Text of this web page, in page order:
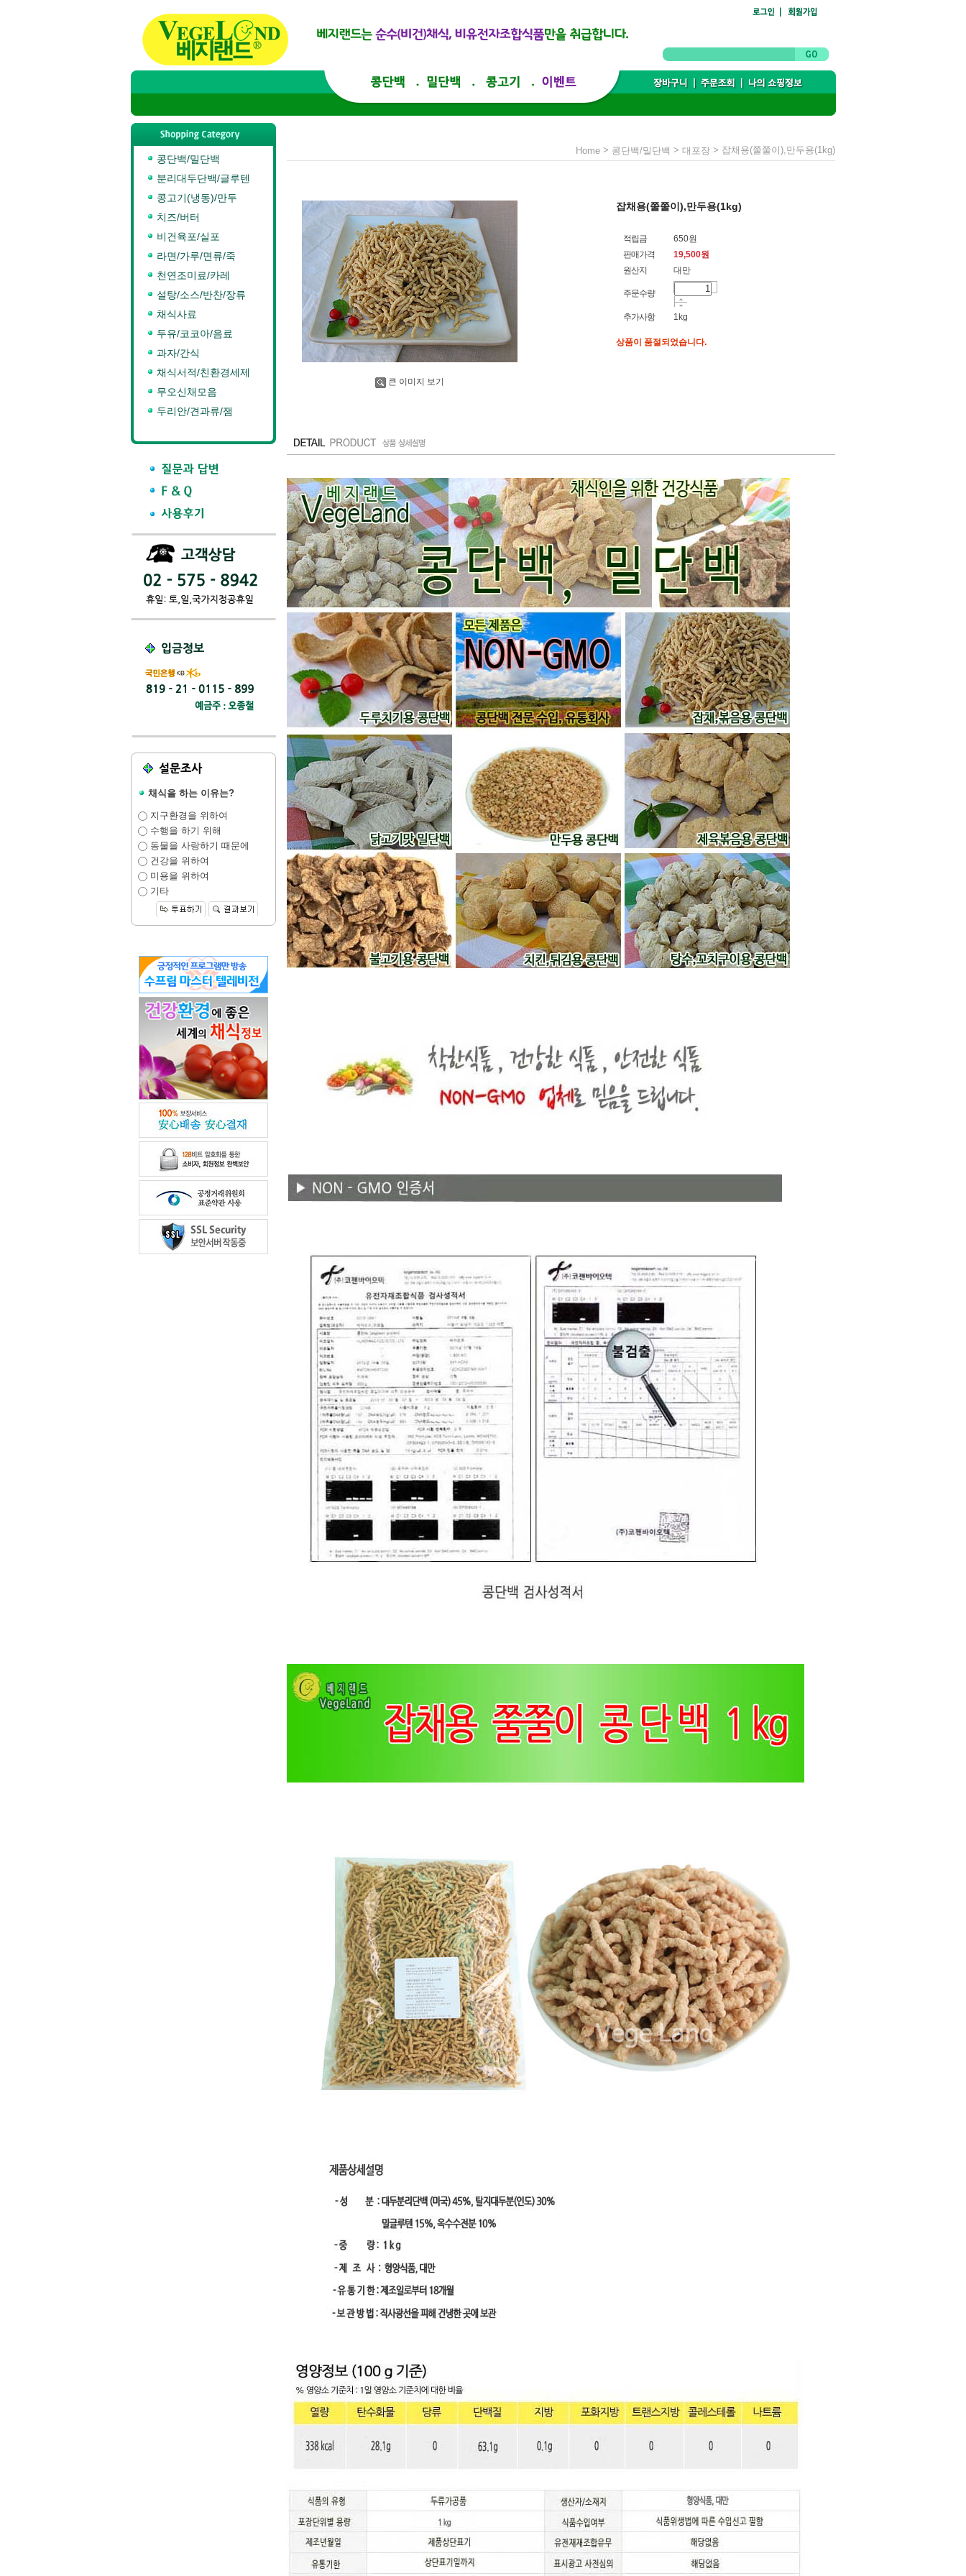
콩단백/밀단백
분리대두단백/글루텐
콩고기(냉동)/만두
치즈/버터
비건육포/실포
라면/가루/면류/죽
천연조미료/카레
설탕/소스/반찬/장류
채식사료
두유/코코아/음료
과자/간식
채식서적/친환경세제
무오신채모음
두리안/견과류/잼
채식을 하는 이유는?
지구환경을 위하여
수행을 하기 위해
동물을 사랑하기 때문에
건강을 위하여
미용을 위하여
기타
Home> 콩단백/밀단백 > 대포장> 잡채용(쭐쭐이),만두용(1kg)
큰 이미지 보기
잡채용(쭐쭐이),만두용(1kg)
적립금
650원
판매가격
19,500원
원산지
대만
주문수량
추가사항 1kg
상품이 품절되었습니다.